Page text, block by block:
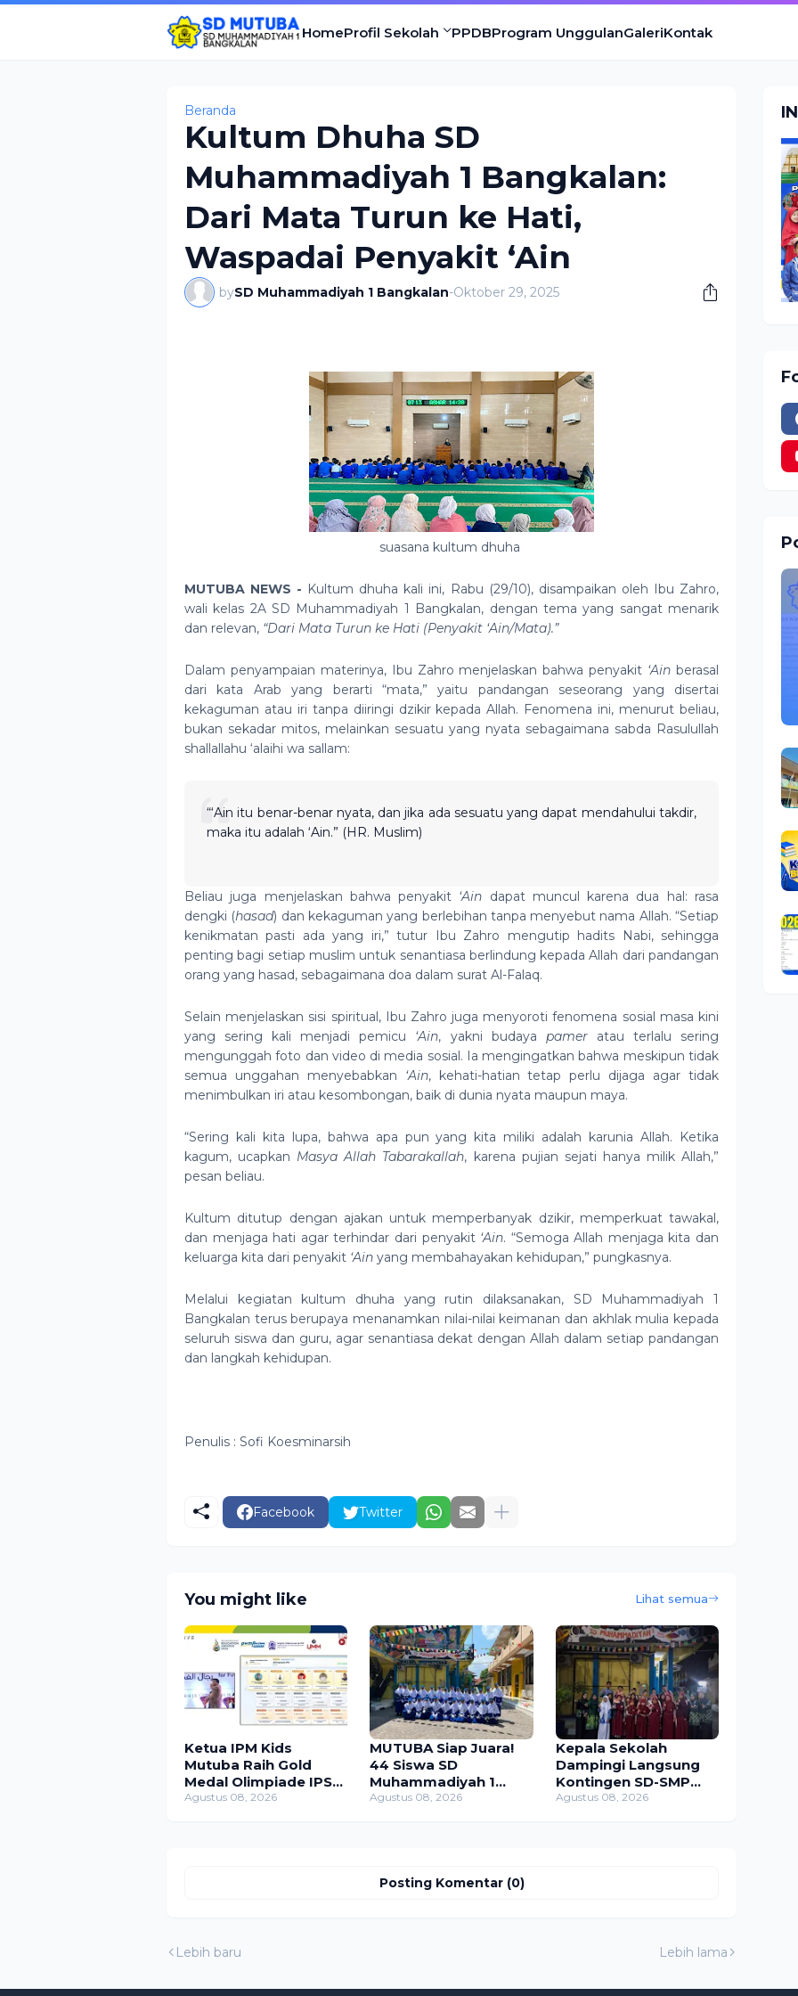
HomeProfil Sekolah PPDBProgram UnggulanGaleriKontak
Beranda
Kultum Dhuha SD
Muhammadiyah 1 Bangkalan:
Dari Mata Turun ke Hati,
Waspadai Penyakit ‘Ain
bySD Muhammadiyah 1 Bangkalan-Oktober 29, 2025
suasana kultum dhuha
MUTUBA NEWS - Kultum dhuha kali ini, Rabu (29/10), disampaikan oleh Ibu Zahro,
wali kelas 2A SD Muhammadiyah 1 Bangkalan, dengan tema yang sangat menarik
dan relevan, “Dari Mata Turun ke Hati (Penyakit ‘Ain/Mata).”
Dalam penyampaian materinya, Ibu Zahro menjelaskan bahwa penyakit ‘Ain berasal
dari kata Arab yang berarti “mata,” yaitu pandangan seseorang yang disertai
kekaguman atau iri tanpa diiringi dzikir kepada Allah. Fenomena ini, menurut beliau,
bukan sekadar mitos, melainkan sesuatu yang nyata sebagaimana sabda Rasulullah
shallallahu ‘alaihi wa sallam:
“‘Ain itu benar-benar nyata, dan jika ada sesuatu yang dapat mendahului takdir,
maka itu adalah ‘Ain.” (HR. Muslim)
Beliau juga menjelaskan bahwa penyakit ‘Ain dapat muncul karena dua hal: rasa
dengki (hasad) dan kekaguman yang berlebihan tanpa menyebut nama Allah. “Setiap
kenikmatan pasti ada yang iri,” tutur Ibu Zahro mengutip hadits Nabi, sehingga
penting bagi setiap muslim untuk senantiasa berlindung kepada Allah dari pandangan
orang yang hasad, sebagaimana doa dalam surat Al-Falaq.
Selain menjelaskan sisi spiritual, Ibu Zahro juga menyoroti fenomena sosial masa kini
yang sering kali menjadi pemicu ‘Ain, yakni budaya pameratau terlalu sering
mengunggah foto dan video di media sosial. Ia mengingatkan bahwa meskipun tidak
semua unggahan menyebabkan ‘Ain, kehati-hatian tetap perlu dijaga agar tidak
menimbulkan iri atau kesombongan, baik di dunia nyata maupun maya.
“Sering kali kita lupa, bahwa apa pun yang kita miliki adalah karunia Allah. Ketika
kagum, ucapkan Masya Allah Tabarakallah, karena pujian sejati hanya milik Allah,”
pesan beliau.
Kultum ditutup dengan ajakan untuk memperbanyak dzikir, memperkuat tawakal,
dan menjaga hati agar terhindar dari penyakit ‘Ain. “Semoga Allah menjaga kita dan
keluarga kita dari penyakit ‘Ain yang membahayakan kehidupan,” pungkasnya.
Melalui kegiatan kultum dhuha yang rutin dilaksanakan, SD Muhammadiyah 1
Bangkalan terus berupaya menanamkan nilai-nilai keimanan dan akhlak mulia kepada
seluruh siswa dan guru, agar senantiasa dekat dengan Allah dalam setiap pandangan
dan langkah kehidupan.
Penulis : Sofi Koesminarsih
Facebook Twitter
You might like Lihat semua
Ketua IPM Kids
Mutuba Raih Gold
Medal Olimpiade IPS
ME-AWARD 2026
Agustus 08, 2026
MUTUBA Siap Juara!
44 Siswa SD
Muhammadiyah 1
Bangkalan Ikuti Gerak
Agustus 08, 2026
Kepala Sekolah
Dampingi Langsung
Kontingen SD-SMP
Muhammadiyah 1
Agustus 08, 2026
Posting Komentar (0)
Lebih baru Lebih lama